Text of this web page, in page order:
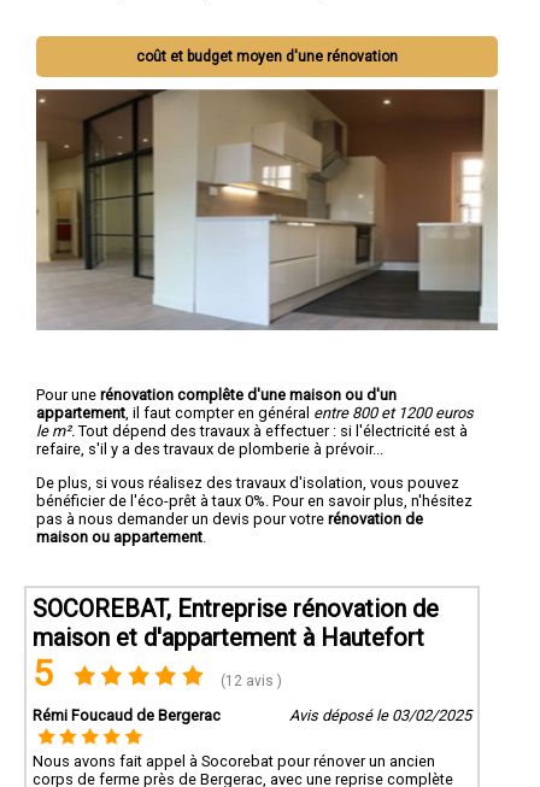
coût et budget moyen d'une rénovation
Pour une rénovation complête d'une maison ou d'un
appartement , il faut compter en général entre 800 et 1200 euros
le m². Tout dépend des travaux à effectuer : si l'électricité est à
refaire, s'il y a des travaux de plomberie à prévoir...
De plus, si vous réalisez des travaux d'isolation, vous pouvez
bénéficier de l'éco-prêt à taux 0%. Pour en savoir plus, n'hésitez
pas à nous demander un devis pour votre rénovation de
maison ou appartement
SOCOREBAT, Entreprise rénovation de
maison et d'appartement à Hautefort
5 (12 avis )
Rémi Foucaud de Bergerac Avis déposé le 03/02/2025
Nous avons fait appel à Socorebat pour rénover un ancien
corps de ferme près de Bergerac, avec une reprise complète